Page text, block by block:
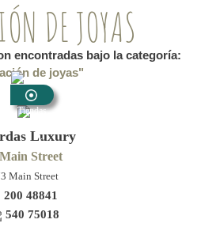
DE JOYAS
encontradas bajo la categoría:
de joyas"
Tiendas
JoyeríaLuxury
Street
Main Street
200 48841
540 75018